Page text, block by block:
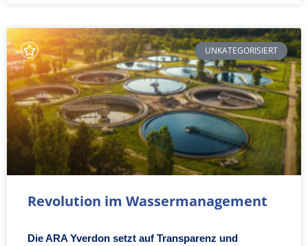
UNKATEGORISIERT
Revolution im Wassermanagement
Die ARA Yverdon setzt auf Transparenz und